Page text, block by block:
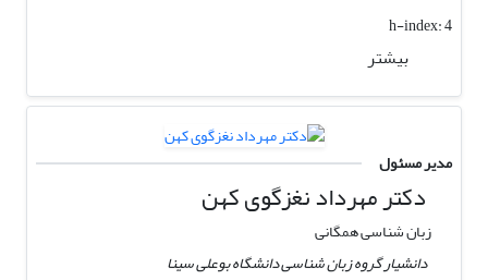
h-index:4
بیشتر
مدیر مسئول
دکتر مهرداد نغزگوی کهن
زبان شناسی همگانی
دانشیار گروه زبان شناسی دانشگاه بوعلی سینا